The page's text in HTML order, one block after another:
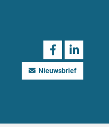
Nieuwsbrief